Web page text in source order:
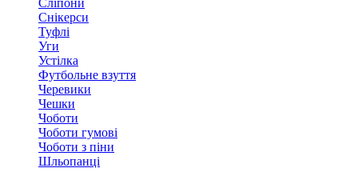
Сліпони
Снікерси
Туфлі
Уги
Устілка
Футбольне взуття
Черевики
Чешки
Чоботи
Чоботи гумові
Чоботи з піни
Шльопанці